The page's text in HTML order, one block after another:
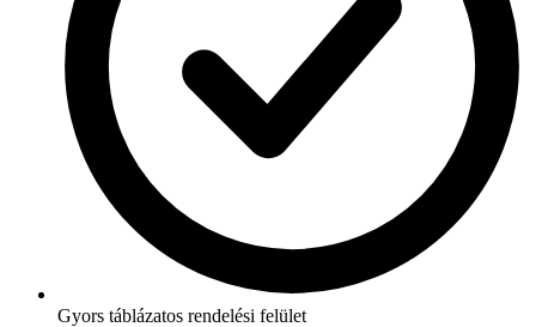
Gyors táblázatos rendelési felület